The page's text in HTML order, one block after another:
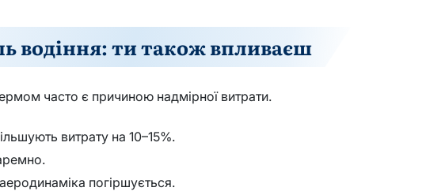
водіння: ти також впливаєш
часто є причиною надмірної витрати.
витрату на 10–15%.
погіршується.